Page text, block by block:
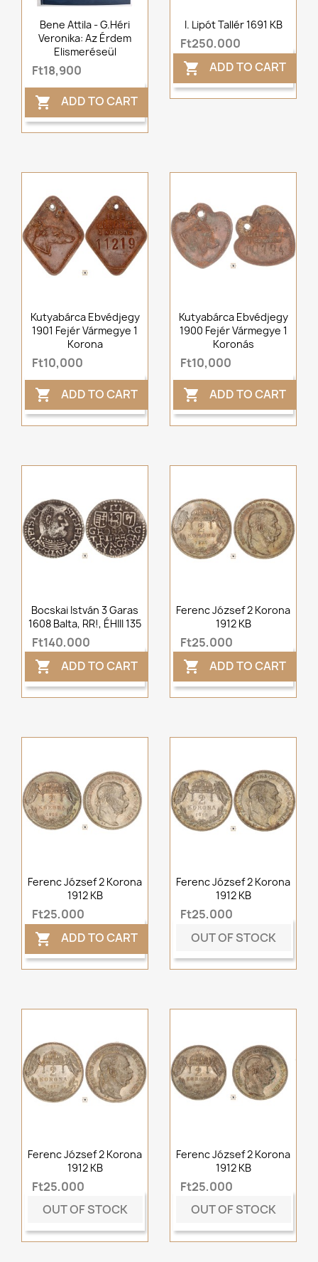
Bene Attila - G.Héri
Veronika: Az Érdem
Elismeréseül
Ft18,900
 ADD TO CART
I. Lipót Tallér 1691 KB
Ft250,000
 ADD TO CART
Kutyabárca Ebvédjegy
1901 Fejér Vármegye 1
Korona
Ft10,000
 ADD TO CART
Kutyabárca Ebvédjegy
1900 Fejér Vármegye 1
Koronás
Ft10,000
 ADD TO CART
Bocskai István 3 Garas
1608 Balta, RR!, ÉHIII 135
Ft140,000
 ADD TO CART
Ferenc József 2 Korona
1912 KB
Ft25,000
 ADD TO CART
Ferenc József 2 Korona
1912 KB
Ft25,000
 ADD TO CART
Ferenc József 2 Korona
1912 KB
Ft25,000
OUT OF STOCK
Ferenc József 2 Korona
1912 KB
Ft25,000
OUT OF STOCK
Ferenc József 2 Korona
1912 KB
Ft25,000
OUT OF STOCK